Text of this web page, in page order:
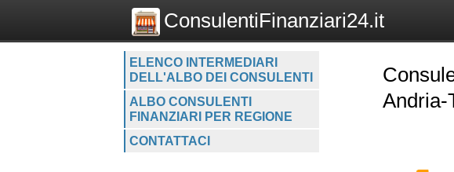
ConsulentiFinanziari24.it
ELENCO INTERMEDIARI
DELL'ALBO DEI CONSULENTI
ALBO CONSULENTI
FINANZIARI PER REGIONE
CONTATTACI
Andria-